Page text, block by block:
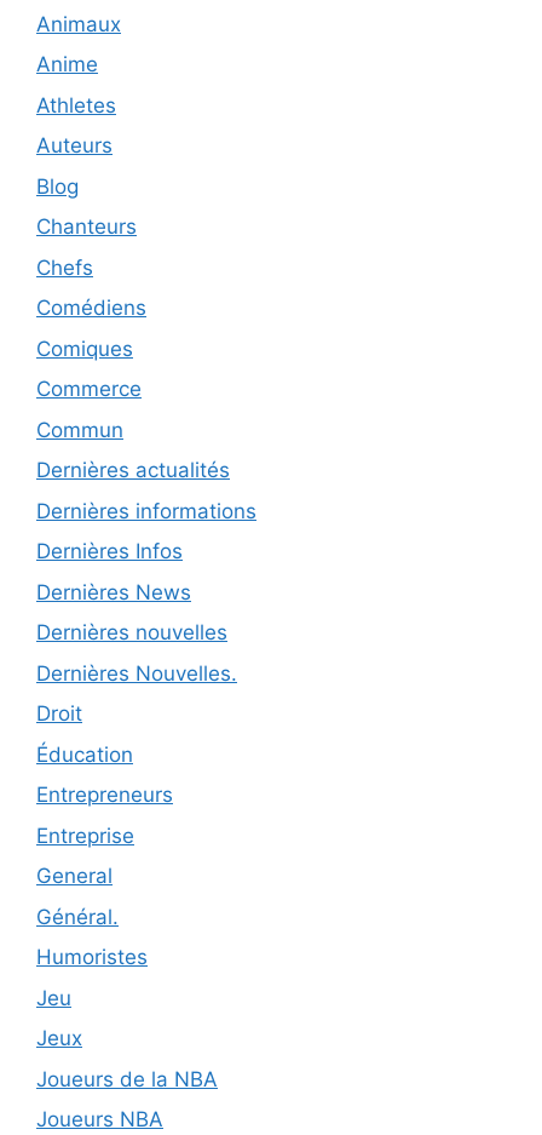
Animaux
Anime
Athletes
Auteurs
Blog
Chanteurs
Chefs
Comédiens
Comiques
Commerce
Commun
Dernières actualités
Dernières informations
Dernières Infos
Dernières News
Dernières nouvelles
Dernières Nouvelles.
Droit
Éducation
Entrepreneurs
Entreprise
General
Général.
Humoristes
Jeu
Jeux
Joueurs de la NBA
Joueurs NBA